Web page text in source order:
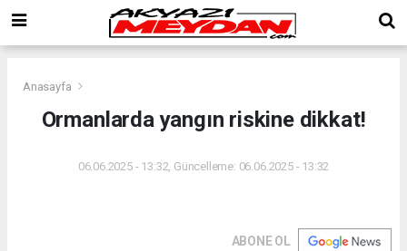
Anasayfa
Ormanlarda yangın riskine dikkat!
06.06.2025 - 13:32, Güncelleme: 06.06.2025 - 13:32
ABONE OL